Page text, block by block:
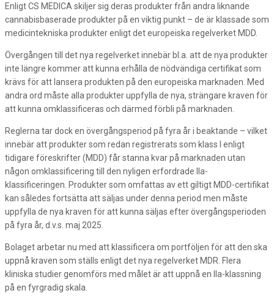
Enligt CS MEDICA skiljer sig deras produkter från andra liknande
cannabisbaserade produkter på en viktig punkt – de är klassade som
medicintekniska produkter enligt det europeiska regelverket MDD.
Övergången till det nya regelverket innebär bl.a. att de nya produkter
inte längre kommer att kunna erhålla de nödvändiga certifikat som
krävs för att lansera produkten på den europeiska marknaden. Med
andra ord måste alla produkter uppfylla de nya, strängare kraven för
att kunna omklassificeras och därmed förbli på marknaden.
Reglerna tar dock en övergångsperiod på fyra år i beaktande – vilket
innebär att produkter som redan registrerats som klass I enligt
tidigare föreskrifter (MDD) får stanna kvar på marknaden utan
någon omklassificering till den nyligen erfordrade IIa-
klassificeringen. Produkter som omfattas av ett giltigt MDD-certifikat
kan således fortsätta att säljas under denna period men måste
uppfylla de nya kraven för att kunna säljas efter övergångsperioden
på fyra år, d.v.s. maj 2025.
Bolaget arbetar nu med att klassificera om portföljen för att den ska
uppnå kraven som ställs enligt det nya regelverket MDR. Flera
kliniska studier genomförs med målet är att uppnå en IIa-klassning
på en fyrgradig skala.